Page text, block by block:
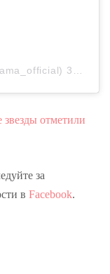
31 Май 2020 в 7:19 PDT
звезды отметили
за
в Facebook.